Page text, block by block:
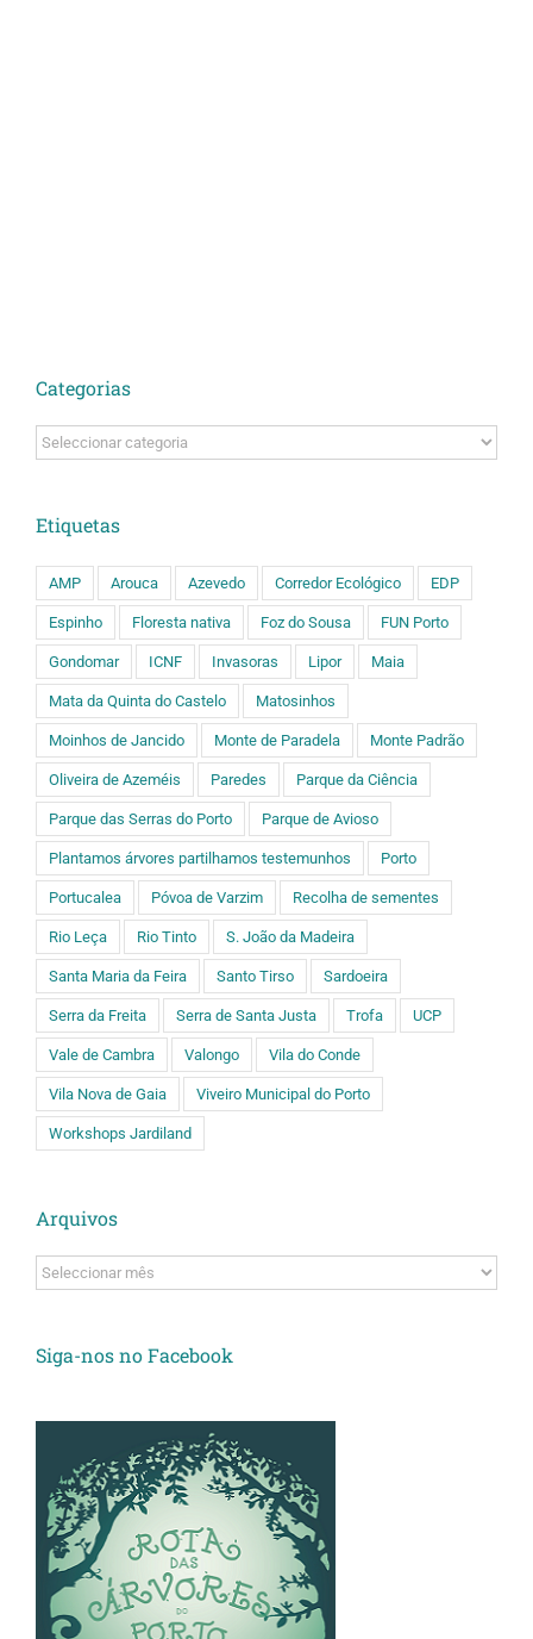
Categorias
Categorias
Etiquetas
AMP Arouca Azevedo Corredor Ecológico EDP
Espinho Floresta nativa Foz do Sousa FUN Porto
Gondomar ICNF Invasoras Lipor Maia
Mata da Quinta do Castelo Matosinhos
Moinhos de Jancido Monte de Paradela Monte Padrão
Oliveira de Azeméis Paredes Parque da Ciência
Parque das Serras do Porto Parque de Avioso
Plantamos árvores partilhamos testemunhos Porto
Portucalea Póvoa de Varzim Recolha de sementes
Rio Leça Rio Tinto S. João da Madeira
Santa Maria da Feira Santo Tirso Sardoeira
Serra da Freita Serra de Santa Justa Trofa UCP
Vale de Cambra Valongo Vila do Conde
Vila Nova de Gaia Viveiro Municipal do Porto
Workshops Jardiland
Arquivos
Arquivos
Siga-nos no Facebook